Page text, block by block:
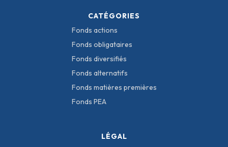
CATÉGORIES
Fonds actions
Fonds obligataires
Fonds diversifiés
Fonds alternatifs
Fonds matières premières
Fonds PEA
LÉGAL